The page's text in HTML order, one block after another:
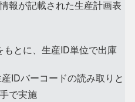
報が記載された生産計画表
とに、生産ID単位で出庫
IDバーコードの読み取りと
で実施